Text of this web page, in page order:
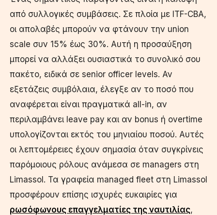
από συλλογικές συμβάσεις. Σε πλοία με ITF-CBA,
οι απολαβές μπορούν να φτάνουν την union
scale συν 15% έως 30%. Αυτή η προσαύξηση
μπορεί να αλλάξει ουσιαστικά το συνολικό σου
πακέτο, ειδικά σε senior officer levels. Αν
εξετάζεις συμβόλαια, έλεγξε αν το ποσό που
αναφέρεται είναι πραγματικά all-in, αν
περιλαμβάνει leave pay και αν bonus ή overtime
υπολογίζονται εκτός του μηνιαίου ποσού. Αυτές
οι λεπτομέρειες έχουν σημασία όταν συγκρίνεις
παρόμοιους ρόλους ανάμεσα σε managers στη
Limassol. Τα γραφεία managed fleet στη Limassol
προσφέρουν επίσης ισχυρές ευκαιρίες για
ρωσόφωνους επαγγελματίες της ναυτιλίας,